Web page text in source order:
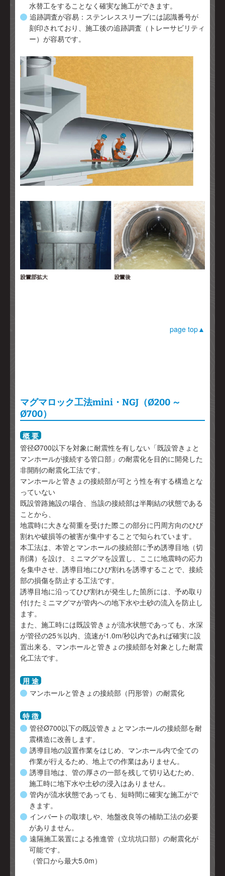
水替工をすることなく確実な施工ができます。
追跡調査が容易：ステンレススリーブには認識番号が
刻印されており、施工後の追跡調査（トレーサビリティ
ー）が容易です。
page top▲
マグマロック工法mini・NGJ（Ø200 ～
Ø700）
概 要
管径Ø700以下を対象に耐震性を有しない「既設管きょと
マンホールが接続する管口部」の耐震化を目的に開発した
非開削の耐震化工法です。
マンホールと管きょの接続部が可とう性を有する構造とな
っていない
既設管路施設の場合、当該の接続部は半剛結の状態である
ことから、
地震時に大きな荷重を受けた際この部分に円周方向のひび
割れや破損等の被害が集中することで知られています。
本工法は、本管とマンホールの接続部に予め誘導目地（切
削溝）を設け、ミニマグマを設置し、ここに地震時の応力
を集中させ、誘導目地にひび割れを誘導することで、接続
部の損傷を防止する工法です。
誘導目地に沿ってひび割れが発生した箇所には、予め取り
付けたミニマグマが管内への地下水や土砂の流入を防止し
ます。
また、施工時には既設管きょが流水状態であっても、水深
が管径の25％以内、流速が1.0m/秒以内であれば確実に設
置出来る、マンホールと管きょの接続部を対象とした耐震
化工法です。
用 途
マンホールと管きょの接続部（円形管）の耐震化
特 徴
管径Ø700以下の既設管きょとマンホールの接続部を耐
震構造に改善します。
誘導目地の設置作業をはじめ、マンホール内で全ての
作業が行えるため、地上での作業はありません。
誘導目地は、管の厚さの一部を残して切り込むため、
施工時に地下水や土砂の浸入はありません。
管内が流水状態であっても、短時間に確実な施工がで
きます。
インバートの取壊しや、地盤改良等の補助工法の必要
がありません。
遠隔施工装置による推進管（立坑坑口部）の耐震化が
可能です。
（管口から最大5.0m）